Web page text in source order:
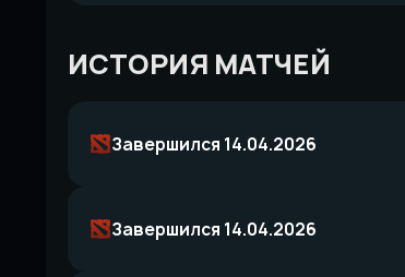
ИСТОРИЯ МАТЧЕЙ
Завершился 14.04.2026
Завершился 14.04.2026